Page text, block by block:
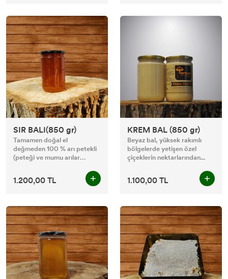
SIR BALI(850 gr)
Tamamen doğal el
değmeden 100 % arı petekli
(peteği ve mumu arılar
1.200,00 TL
KREM BAL (850 gr)
Beyaz bal, yüksek rakımlı
bölgelerde yetişen özel
çiçeklerin nektarlarından...
1.100,00 TL